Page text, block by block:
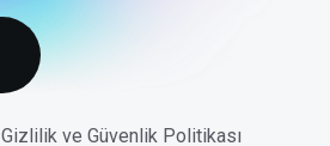
Gizlilik ve Güvenlik Politikası